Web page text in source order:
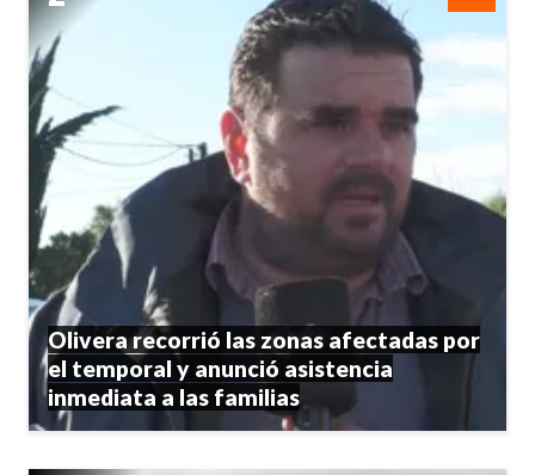
Olivera recorrió las zonas afectadas por
el temporal y anunció asistencia
inmediata a las familias